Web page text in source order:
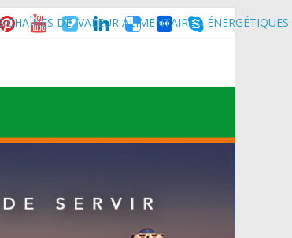
la célébration de la 3ᵉ édition de la Journée Nationale
du Burkina Faso et délégation du Kawar.